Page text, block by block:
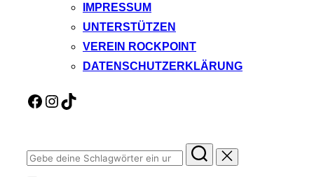
IMPRESSUM
UNTERSTÜTZEN
VEREIN ROCKPOINT
DATENSCHUTZERKLÄRUNG
Facebook
Instagram
TikTok
Suchen
nach: